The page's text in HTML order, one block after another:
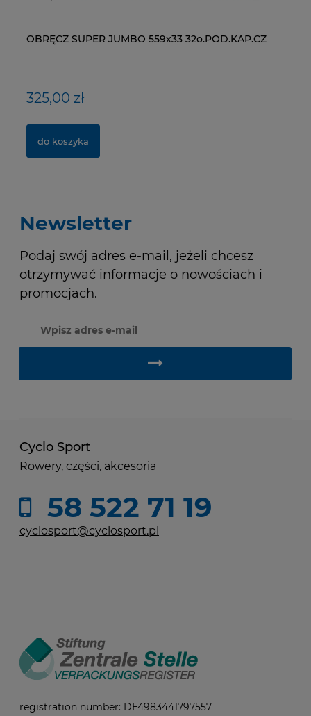
OBRĘCZ SUPER JUMBO 559x33 32o.POD.KAP.CZ
325,00 zł
do koszyka
ŁAŃCUCH KMC X9-93- 116 ogniw / 9- rzędowy +
40,00 zł
do koszyka
Newsletter
Podaj swój adres e-mail, jeżeli chcesz
otrzymywać informacje o nowościach i
promocjach.
Cyclo Sport
Rowery, części, akcesoria
58 522 71 19
cyclosport@cyclosport.pl
registration number: DE4983441797557